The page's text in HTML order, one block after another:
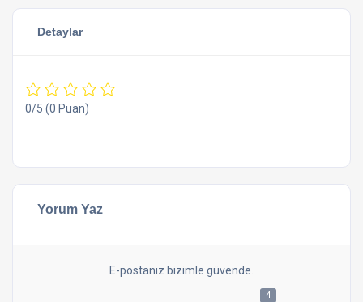
Detaylar
0/5 (0 Puan)
Yorum Yaz
E-postanız bizimle güvende.
4